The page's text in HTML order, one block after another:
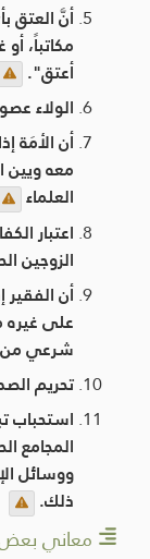
أنَّ العتق
مكاتباً،
أعتق".
الولاء
أن الأمَة
معه ويين
العلماء
اعتبار
الزوجين
أن
على غيره
شرعي من
تحريم
استحباب
المجامع
ووسائل
ذلك.
معاني